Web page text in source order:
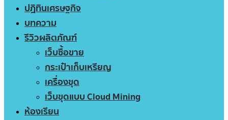
ปฏิทินเศรษฐกิจ
บทความ
รีวิวผลิตภัณฑ์
เว็บซื้อขาย
กระเป๋าเก็บเหรียญ
เครื่องขุด
เว็บขุดแบบ Cloud Mining
ห้องเรียน